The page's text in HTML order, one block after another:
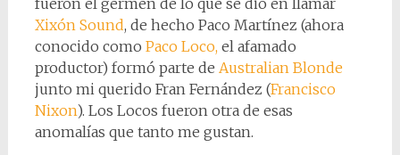
fueron el germen de lo que se dio en llamar
Xixón Sound, de hecho Paco Martínez (ahora
conocido como Paco Loco,el afamado
productor) formó parte de Australian Blonde
junto mi querido Fran Fernández (Francisco
Nixon). Los Locos fueron otra de esas
anomalías que tanto me gustan.